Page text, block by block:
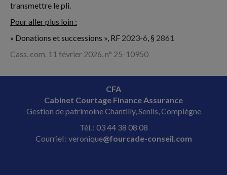
transmettre le pli.
Pour aller plus loin :
« Donations et successions », RF 2023-6, § 2861
Cass. com. 11 février 2026, n° 25-10950
CFA
Cabinet Courtage Finance Assurance
Gestion de patrimoine Chantilly, Senlis, Compiègne
Tél. : 03 44 38 08 08
Courriel : veronique@fourcade-conseil.com